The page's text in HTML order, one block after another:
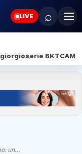
LIVE ⌕
serie BKT
un…